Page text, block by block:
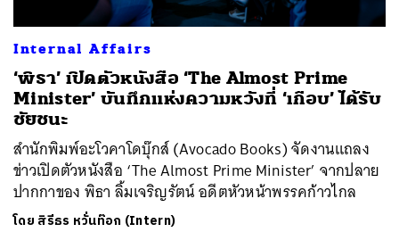
Internal Affairs
‘พิธา’ เปิดตัวหนังสือ ‘The Almost Prime
Minister’ บันทึกแห่งความหวังที่ ‘เกือบ’ ได้รับ
ชัยชนะ
สำนักพิมพ์อะโวคาโดบุ๊กส์ (Avocado Books) จัดงานแถลง
ข่าวเปิดตัวหนังสือ ‘The Almost Prime Minister’ จากปลาย
ปากกาของ พิธา ลิ้มเจริญรัตน์ อดีตหัวหน้าพรรคก้าวไกล
โดย สิรีธร หวั่นท๊อก (Intern)